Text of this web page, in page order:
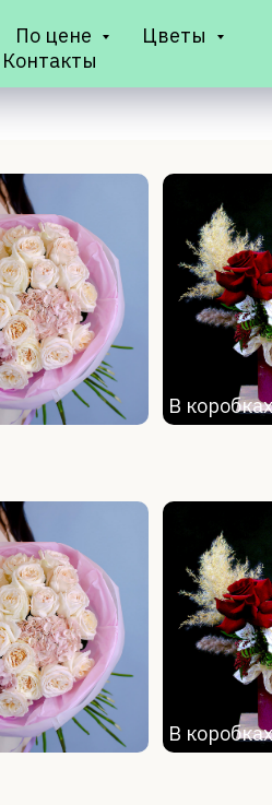
По цене
Цветы
Контакты
В коробках
В коробках